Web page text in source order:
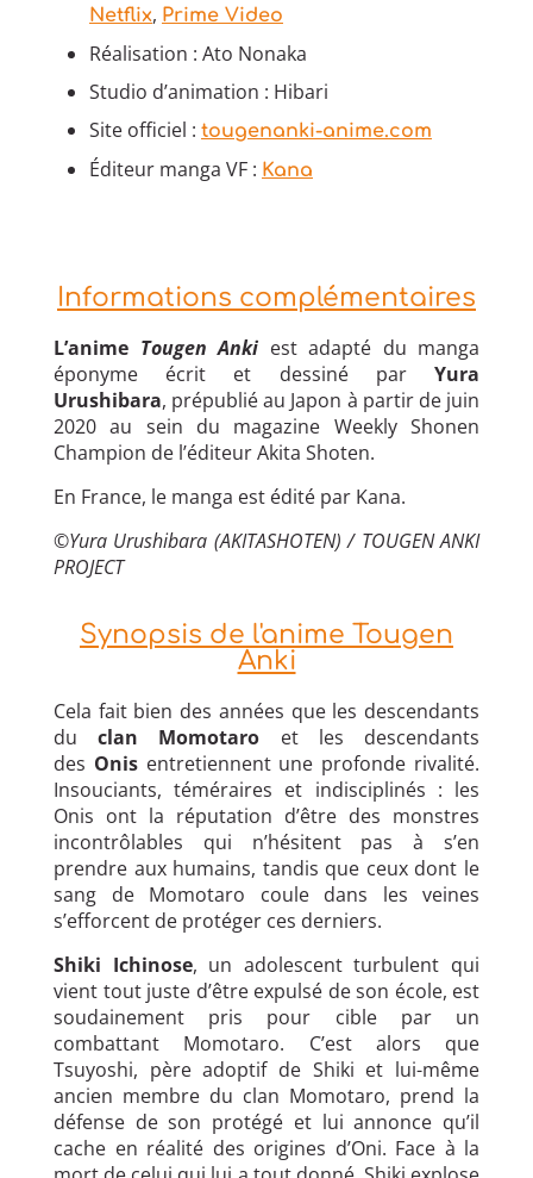
Netflix, Prime Video
Réalisation : Ato Nonaka
Studio d’animation : Hibari​
Site officiel : tougenanki-anime.com
Éditeur manga VF : Kana
Informations complémentaires
L’anime Tougen Anki est adapté du manga
éponyme écrit et dessiné par Yura
Urushibara, prépublié au Japon à partir de juin
2020 au sein du magazine Weekly Shonen
Champion de l’éditeur Akita Shoten.
En France, le manga est édité par Kana.
©Yura Urushibara (AKITASHOTEN) / TOUGEN ANKI
PROJECT
Synopsis de l'anime Tougen
Anki
Cela fait bien des années que les descendants
duclan Momotaro et les descendants
des Onisentretiennent une profonde rivalité.
Insouciants, téméraires et indisciplinés : les
Onis ont la réputation d’être des monstres
incontrôlables qui n’hésitent pas à s’en
prendre aux humains, tandis que ceux dont le
sang de Momotaro coule dans les veines
s’efforcent de protéger ces derniers.
Shiki Ichinose, un adolescent turbulent qui
vient tout juste d’être expulsé de son école, est
soudainement pris pour cible par un
combattant Momotaro. C’est alors que
Tsuyoshi, père adoptif de Shiki et lui-même
ancien membre du clan Momotaro, prend la
défense de son protégé et lui annonce qu’il
cache en réalité des origines d’Oni. Face à la